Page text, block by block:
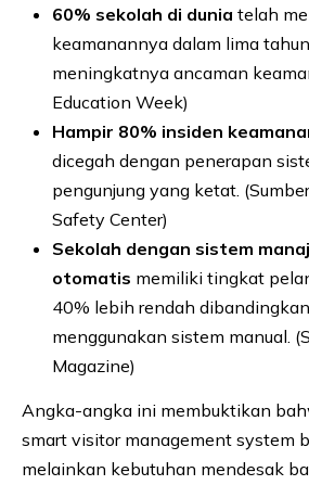
60% sekolah di dunia telah
keamanannya dalam lima
meningkatnya ancaman
Education Week)
Hampir 80% insiden
dicegah dengan penerapan
pengunjung yang ketat.
Safety Center)
Sekolah dengan sistem
otomatis memiliki tingkat
40% lebih rendah
menggunakan sistem manual.
Magazine)
Angka-angka ini membuktikan
smart visitor management system
melainkan kebutuhan mendesak